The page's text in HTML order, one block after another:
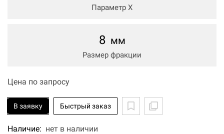
Параметр Х
8 мм
Размер фракции
Цена по запросу
В заявку Быстрый заказ
Наличие: нет в наличии